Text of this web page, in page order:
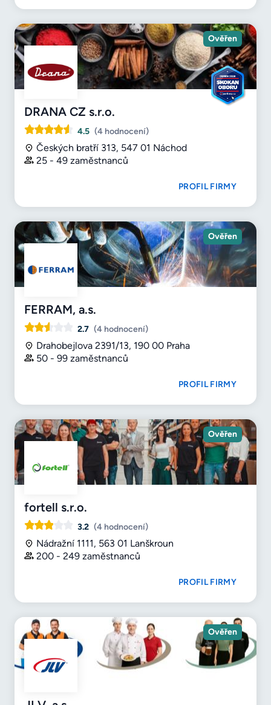
Ověřen
DRANA CZ s.r.o.
4.5 (4 hodnocení)
Českých bratří 313, 547 01 Náchod
25 - 49 zaměstnanců
PROFIL FIRMY
Ověřen
FERRAM, a.s.
2.7 (4 hodnocení)
Drahobejlova 2391/13, 190 00 Praha
50 - 99 zaměstnanců
PROFIL FIRMY
Ověřen
fortell s.r.o.
3.2 (4 hodnocení)
Nádražní 1111, 563 01 Lanškroun
200 - 249 zaměstnanců
PROFIL FIRMY
Ověřen